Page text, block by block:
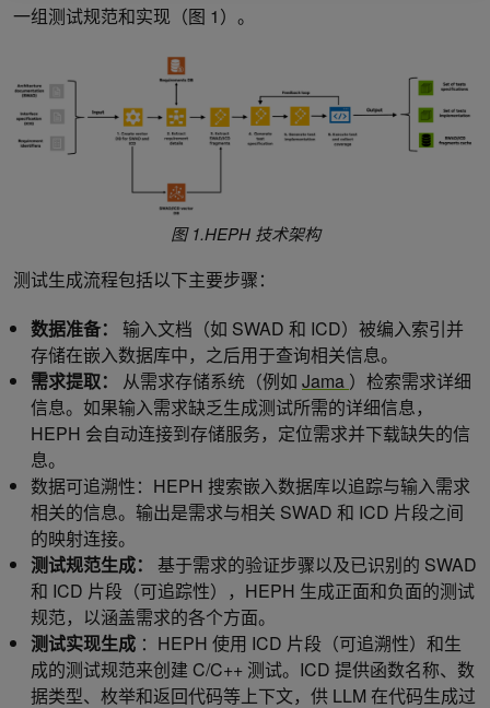
一组测试规范和实现（图 1）。
图 1.HEPH 技术架构
测试生成流程包括以下主要步骤：
数据准备：
输入文档（如 SWAD 和 ICD）被编入索引并
存储在嵌入数据库中，之后用于查询相关信息。
需求提取：
从需求存储系统（例如 Jama ）检索需求详细
信息。如果输入需求缺乏生成测试所需的详细信息，
HEPH 会自动连接到存储服务，定位需求并下载缺失的信
息。
数据可追溯性：HEPH 搜索嵌入数据库以追踪与输入需求
相关的信息。输出是需求与相关 SWAD 和 ICD 片段之间
的映射连接。
测试规范生成：
基于需求的验证步骤以及已识别的 SWAD
和 ICD 片段（可追踪性），HEPH 生成正面和负面的测试
规范，以涵盖需求的各个方面。
测试实现生成 ：HEPH 使用 ICD 片段（可追溯性）和生
成的测试规范来创建 C/C++ 测试。ICD 提供函数名称、数
据类型、枚举和返回代码等上下文，供 LLM 在代码生成过